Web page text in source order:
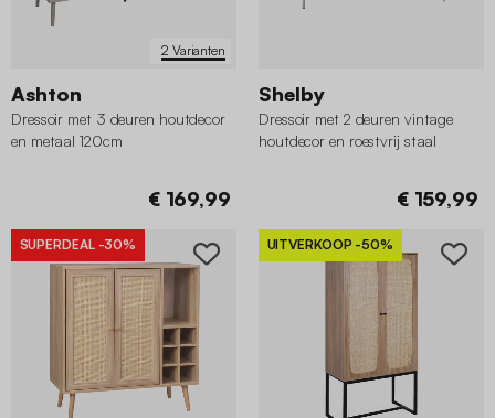
2 Varianten
Ashton
Dressoir met 3 deuren houtdecor
en metaal 120cm
€ 169,99
Shelby
Dressoir met 2 deuren vintage
houtdecor en roestvrij staal
€ 159,99
SUPERDEAL -30% UITVERKOOP -50%